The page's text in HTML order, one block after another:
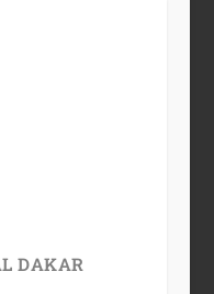
DAKAR